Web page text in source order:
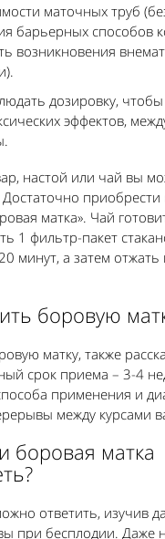
маточных труб
барьерных способов
возникновения
дозировку,
эффектов,
настой или чай вы
приобрести
матка». Чай
1 фильтр-пакет
минут, а затем
боровую
матку, также
срок приема – 3-4
применения и
между курсами
боровая матка
ответить, изучив
при бесплодии. Даже